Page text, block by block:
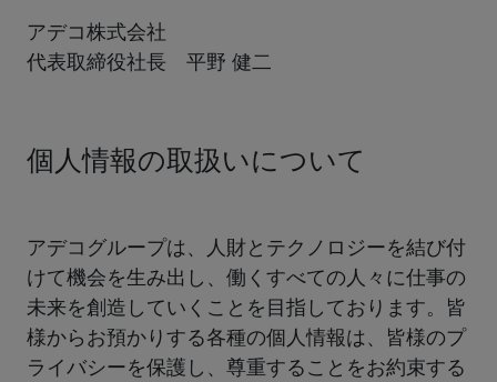
アデコ株式会社
代表取締役社長 平野 健二
個人情報の取扱いについて
アデコグループは、人財とテクノロジーを結び付
けて機会を生み出し、働くすべての人々に仕事の
未来を創造していくことを目指しております。皆
様からお預かりする各種の個人情報は、皆様のプ
ライバシーを保護し、尊重することをお約束する